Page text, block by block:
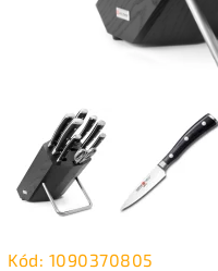
Kód: 1090370805